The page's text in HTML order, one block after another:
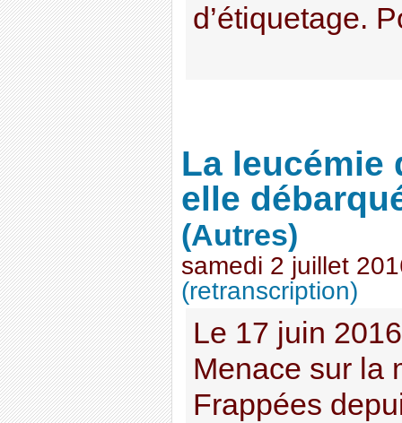
d’étiquetage.
La leucémie
elle
(Autres)
samedi 2 juillet
(retranscription)
Le 17 juin
Menace sur la
Frappées